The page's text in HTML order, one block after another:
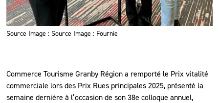
Source Image : Source Image : Fournie
Commerce Tourisme Granby Région a remporté le Prix vitalité
commerciale lors des Prix Rues principales 2025, présenté la
semaine dernière à l’occasion de son 38e colloque annuel,